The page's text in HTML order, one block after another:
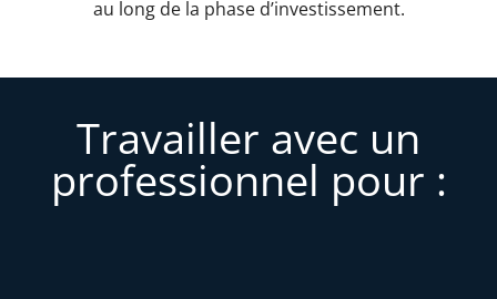
au long de la phase d’investissement.
Travailler avec un
professionnel pour :